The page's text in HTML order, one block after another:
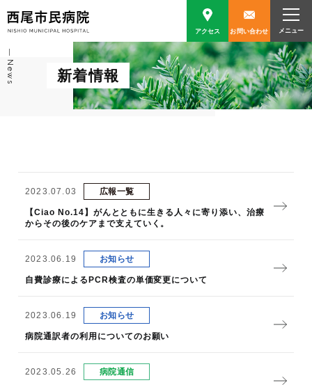
アクセス お問い合わせ
News 新着情報
2023.07.03 広報一覧
【Ciao No.14】がんとともに生きる人々に寄り添い、治療
からその後のケアまで支えていく。
2023.06.19 お知らせ
自費診療によるPCR検査の単価変更について
2023.06.19 お知らせ
病院通訳者の利用についてのお願い
2023.05.26 病院通信